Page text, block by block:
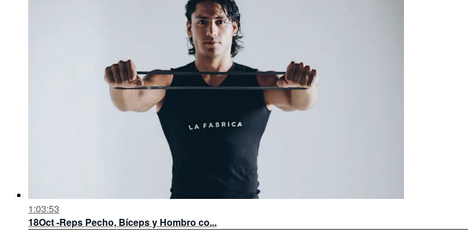
1:03:53
18Oct -Reps Pecho, Bíceps y Hombro co...